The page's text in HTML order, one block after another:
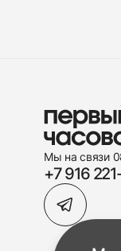
Мы на связи
+7 916